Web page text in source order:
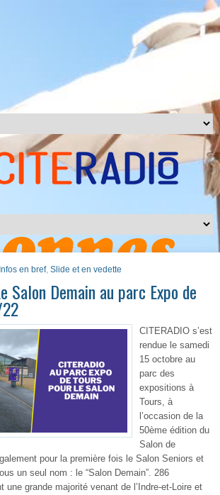
en bref, Slide et en vedette
Salon Demain au parc Expo de
CITERADIO s’est
rendue le samedi
15 octobre au
parc des
expositions à
Tours, à
l’occasion de la
50ème édition du
Salon de
pour la première fois le Salon Seniors et
un seul nom : le “Salon Demain”. 286
une grande majorité venant de l’Indre-et-Loire et